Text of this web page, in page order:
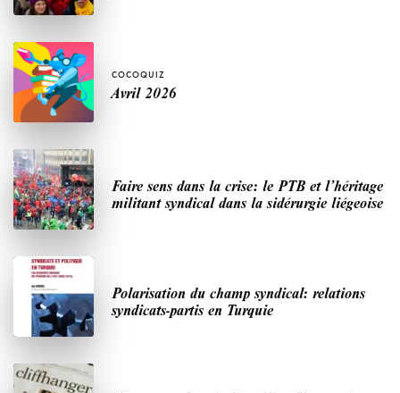
COCOQUIZ
Avril 2026
Faire sens dans la crise: le PTB et l’héritage
militant syndical dans la sidérurgie liégeoise
Polarisation du champ syndical: relations
syndicats-partis en Turquie